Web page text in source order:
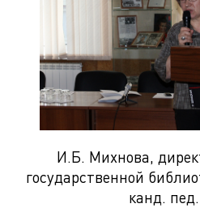
И.Б. Михнова,
государственной
канд.